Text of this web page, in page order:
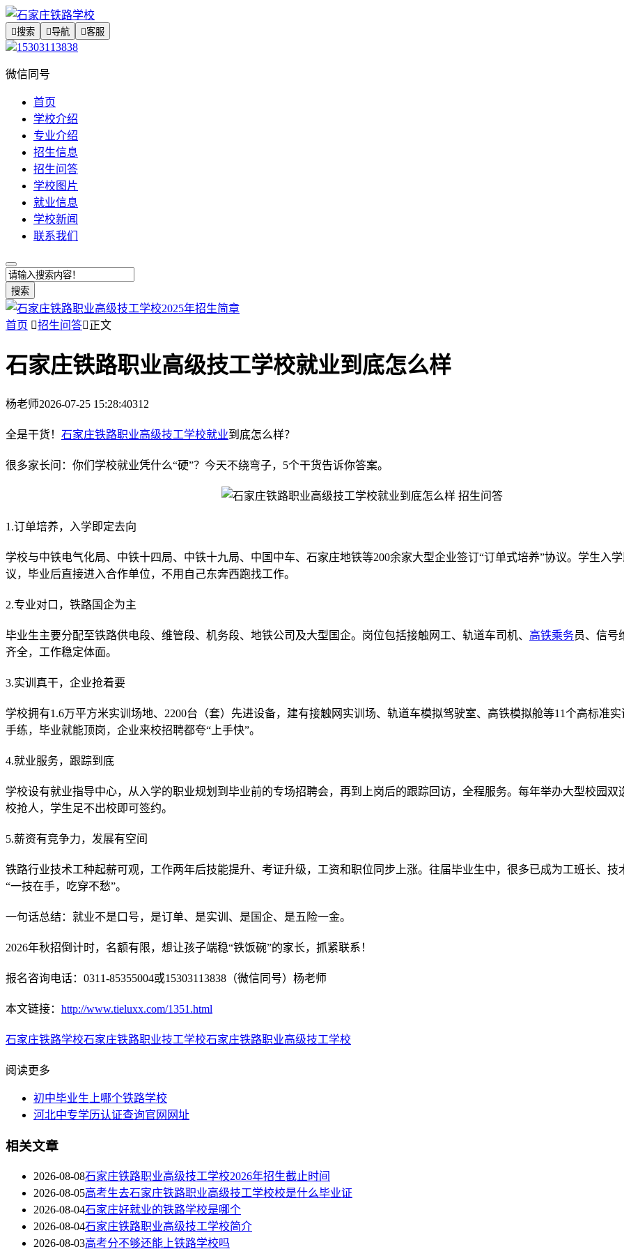
搜索 导航 客服
15303113838
微信同号
首页
学校介绍
专业介绍
招生信息
招生问答
学校图片
就业信息
学校新闻
联系我们
搜索
首页 招生问答正文
石家庄铁路职业高级技工学校就业到底怎么样
杨老师2026-07-25 15:28:40312
全是干货！ 石家庄铁路职业高级技工学校就业到底怎么样？
很多家长问：你们学校就业凭什么“硬”？今天不绕弯子，5个干货告诉你答案。
1.订单培养，入学即定去向
学校与中铁电气化局、中铁十四局、中铁十九局、中国中车、石家庄地铁等200余家大型企业签订“订单式培养”协议。学生入
议，毕业后直接进入合作单位，不用自己东奔西跑找工作。
2.专业对口，铁路国企为主
毕业生主要分配至铁路供电段、维管段、机务段、地铁公司及大型国企。岗位包括接触网工、轨道车司机、 高铁乘务员、信号
齐全，工作稳定体面。
3.实训真干，企业抢着要
学校拥有1.6万平方米实训场地、2200台（套）先进设备，建有接触网实训场、轨道车模拟驾驶室、高铁模拟舱等11个高标准
手练，毕业就能顶岗，企业来校招聘都夸“上手快”。
4.就业服务，跟踪到底
学校设有就业指导中心，从入学的职业规划到毕业前的专场招聘会，再到上岗后的跟踪回访，全程服务。每年举办大型校园双
校抢人，学生足不出校即可签约。
5.薪资有竞争力，发展有空间
铁路行业技术工种起薪可观，工作两年后技能提升、考证升级，工资和职位同步上涨。往届毕业生中，很多已成为工班长、技
“一技在手，吃穿不愁”。
一句话总结：就业不是口号，是订单、是实训、是国企、是五险一金。
2026年秋招倒计时，名额有限，想让孩子端稳“铁饭碗”的家长，抓紧联系！
报名咨询电话：0311-85355004或15303113838（微信同号）杨老师
本文链接： http://www.tieluxx.com/1351.html
石家庄铁路学校石家庄铁路职业技工学校石家庄铁路职业高级技工学校
阅读更多
初中毕业生上哪个铁路学校
河北中专学历认证查询官网网址
相关文章
2026-08-08石家庄铁路职业高级技工学校2026年招生截止时间
2026-08-05高考生去石家庄铁路职业高级技工学校校是什么毕业证
2026-08-04石家庄好就业的铁路学校是哪个
2026-08-04石家庄铁路职业高级技工学校简介
2026-08-03高考分不够还能上铁路学校吗